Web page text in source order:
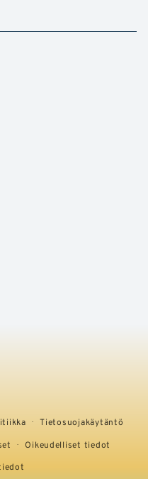
Tietosuojakäytäntö
Oikeudelliset tiedot